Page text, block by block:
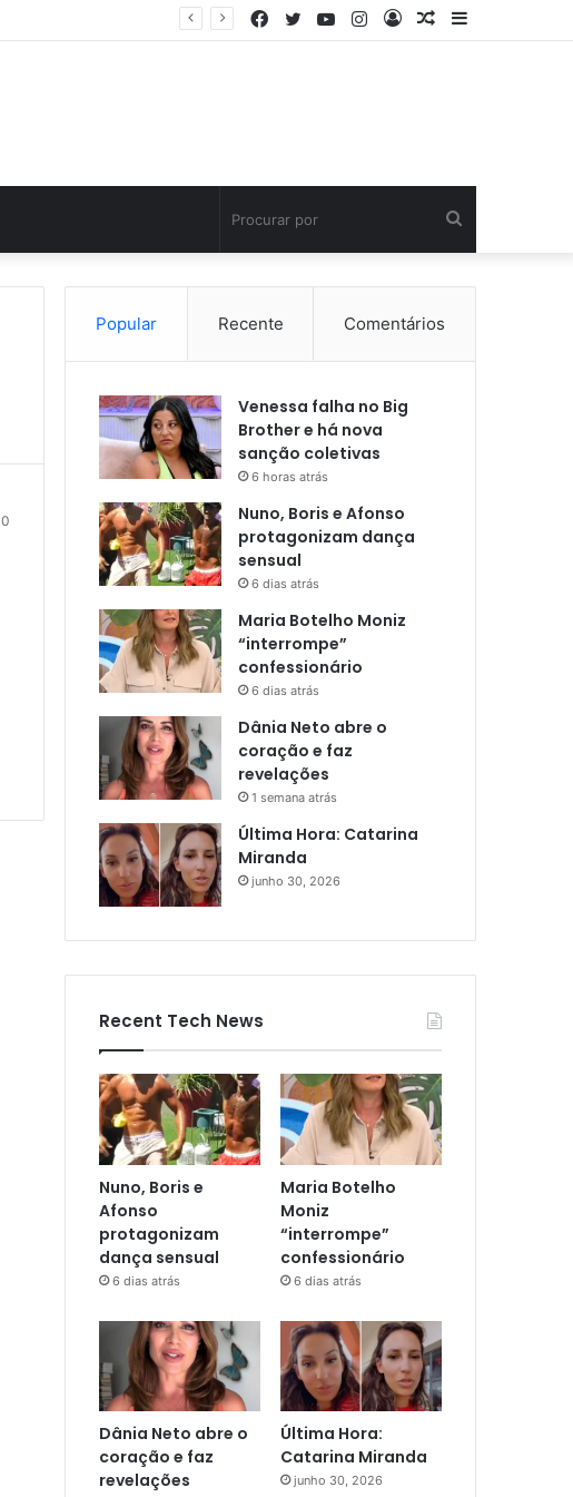
Barra
Artigo
Entrar
Instagram
YouTube
Twitter
Facebook
por
0
Popular Recente Comentários
Venessa falha no Big
Brother e há nova
sanção coletivas
6 horas atrás
Nuno, Boris e Afonso
protagonizam dança
sensual
6 dias atrás
Maria Botelho Moniz
“interrompe”
confessionário
6 dias atrás
Dânia Neto abre o
coração e faz
revelações
1 semana atrás
Última Hora: Catarina
Miranda
junho 30, 2026
Recent Tech News
Nuno, Boris e
Afonso
protagonizam
dança sensual
6 dias atrás
Maria Botelho
Moniz
“interrompe”
confessionário
6 dias atrás
Dânia Neto abre o
coração e faz
revelações
Última Hora:
Catarina Miranda
junho 30, 2026